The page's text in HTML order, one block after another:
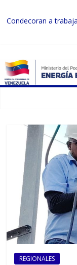
Condecoran a
labor tras el doble
Gobierno Nacional
Inspeccionan
en Carabobo
Gobierno Nacional
REGIONALES